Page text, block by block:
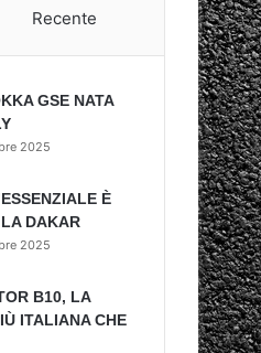
Recente
GSE NATA
2025
È
DAKAR
2025
B10, LA
ITALIANA CHE